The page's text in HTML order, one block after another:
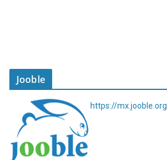
Jooble
https://mx.jooble.org